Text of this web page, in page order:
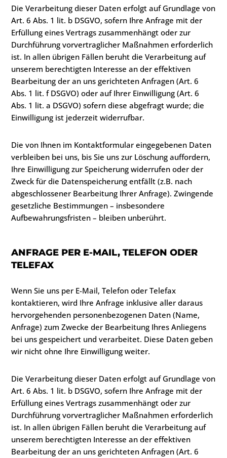
Die Verarbeitung dieser Daten erfolgt auf Grundlage von
Art. 6 Abs. 1 lit. b DSGVO, sofern Ihre Anfrage mit der
Erfüllung eines Vertrags zusammenhängt oder zur
Durchführung vorvertraglicher Maßnahmen erforderlich
ist. In allen übrigen Fällen beruht die Verarbeitung auf
unserem berechtigten Interesse an der effektiven
Bearbeitung der an uns gerichteten Anfragen (Art. 6
Abs. 1 lit. f DSGVO) oder auf Ihrer Einwilligung (Art. 6
Abs. 1 lit. a DSGVO) sofern diese abgefragt wurde; die
Einwilligung ist jederzeit widerrufbar.
Die von Ihnen im Kontaktformular eingegebenen Daten
verbleiben bei uns, bis Sie uns zur Löschung auffordern,
Ihre Einwilligung zur Speicherung widerrufen oder der
Zweck für die Datenspeicherung entfällt (z.B. nach
abgeschlossener Bearbeitung Ihrer Anfrage). Zwingende
gesetzliche Bestimmungen – insbesondere
Aufbewahrungsfristen – bleiben unberührt.
ANFRAGE PER E-MAIL, TELEFON ODER
TELEFAX
Wenn Sie uns per E-Mail, Telefon oder Telefax
kontaktieren, wird Ihre Anfrage inklusive aller daraus
hervorgehenden personenbezogenen Daten (Name,
Anfrage) zum Zwecke der Bearbeitung Ihres Anliegens
bei uns gespeichert und verarbeitet. Diese Daten geben
wir nicht ohne Ihre Einwilligung weiter.
Die Verarbeitung dieser Daten erfolgt auf Grundlage von
Art. 6 Abs. 1 lit. b DSGVO, sofern Ihre Anfrage mit der
Erfüllung eines Vertrags zusammenhängt oder zur
Durchführung vorvertraglicher Maßnahmen erforderlich
ist. In allen übrigen Fällen beruht die Verarbeitung auf
unserem berechtigten Interesse an der effektiven
Bearbeitung der an uns gerichteten Anfragen (Art. 6